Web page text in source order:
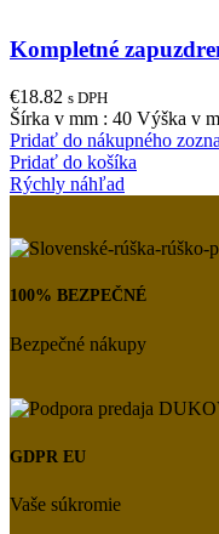
Kompletné
€18.82 s DPH
Šírka v mm : 40 Výška v
Pridať do nákupného
Pridať do košíka
Rýchly náhľad
100% BEZPEČNÉ
Bezpečné nákupy
GDPR EU
Vaše súkromie